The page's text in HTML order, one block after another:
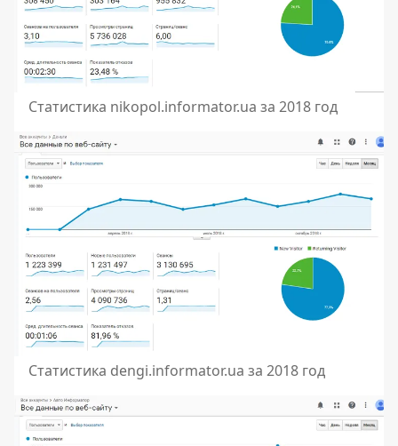
Статистика nikopol.informator.ua за 2018 год
Статистика dengi.informator.ua за 2018 год